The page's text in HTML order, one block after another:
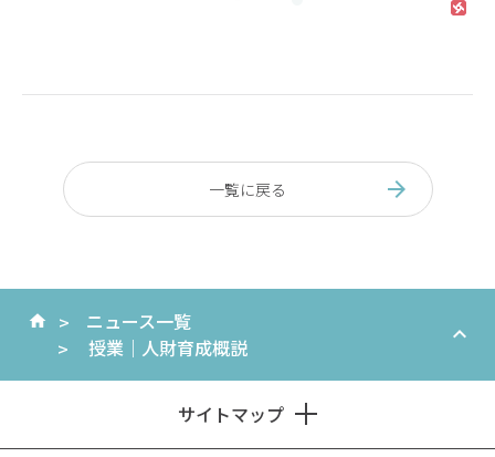
ボ】開催のお知
一覧に戻る
ニュース一覧
授業｜人財育成概説
サイトマップ